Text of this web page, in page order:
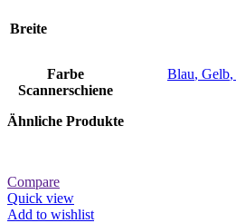
Breite
Farbe
Scannerschiene
Blau, Gelb,
Ähnliche Produkte
Compare
Quick view
Add to wishlist